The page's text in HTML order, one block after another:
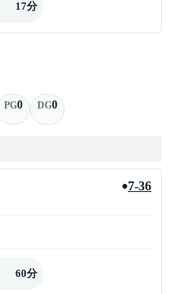
17分
PG0 DG0
●7-36
60分